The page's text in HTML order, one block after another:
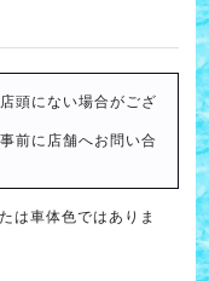
頭にない場合がござ
前に店舗へお問い合
は車体色ではありま